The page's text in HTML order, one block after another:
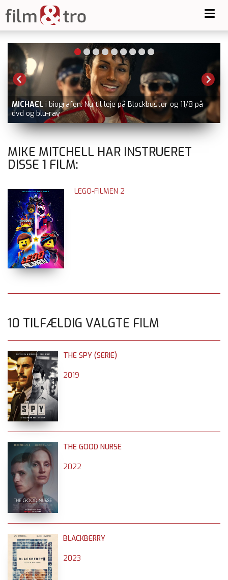
MICHAEL i biografen. Nu til leje på Blockbuster og 11/8 på
dvd og blu-ray
MIKE MITCHELL HAR INSTRUERET
DISSE 1 FILM:
LEGO-FILMEN 2
10 TILFÆLDIG VALGTE FILM
THE SPY (SERIE)
2019
THE GOOD NURSE
2022
BLACKBERRY
2023